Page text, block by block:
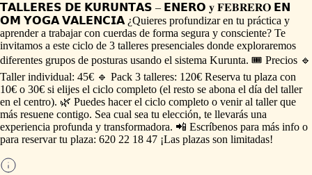
𝗧𝗔𝗟𝗟𝗘𝗥𝗘𝗦 𝗗𝗘 𝗞𝗨𝗥𝗨𝗡𝗧𝗔𝗦 – 𝗘𝗡𝗘𝗥𝗢 𝐲 𝐅𝐄𝐁𝐑𝐄𝐑𝐎 𝗘𝗡
𝗢𝗠 𝗬𝗢𝗚𝗔 𝗩𝗔𝗟𝗘𝗡𝗖𝗜𝗔 ¿Quieres profundizar en tu práctica y
aprender a trabajar con cuerdas de forma segura y consciente? Te
invitamos a este ciclo de 3 talleres presenciales donde exploraremos
diferentes grupos de posturas usando el sistema Kurunta. 🎟️ Precios 🔹
Taller individual: 45€ 🔹 Pack 3 talleres: 120€ Reserva tu plaza con
10€ o 30€ si elijes el ciclo completo (el resto se abona el día del taller
en el centro). 🌿 Puedes hacer el ciclo completo o venir al taller que
más resuene contigo. Sea cual sea tu elección, te llevarás una
experiencia profunda y transformadora. 📲 Escríbenos para más info o
para reservar tu plaza: 620 22 18 47 ¡Las plazas son limitadas!